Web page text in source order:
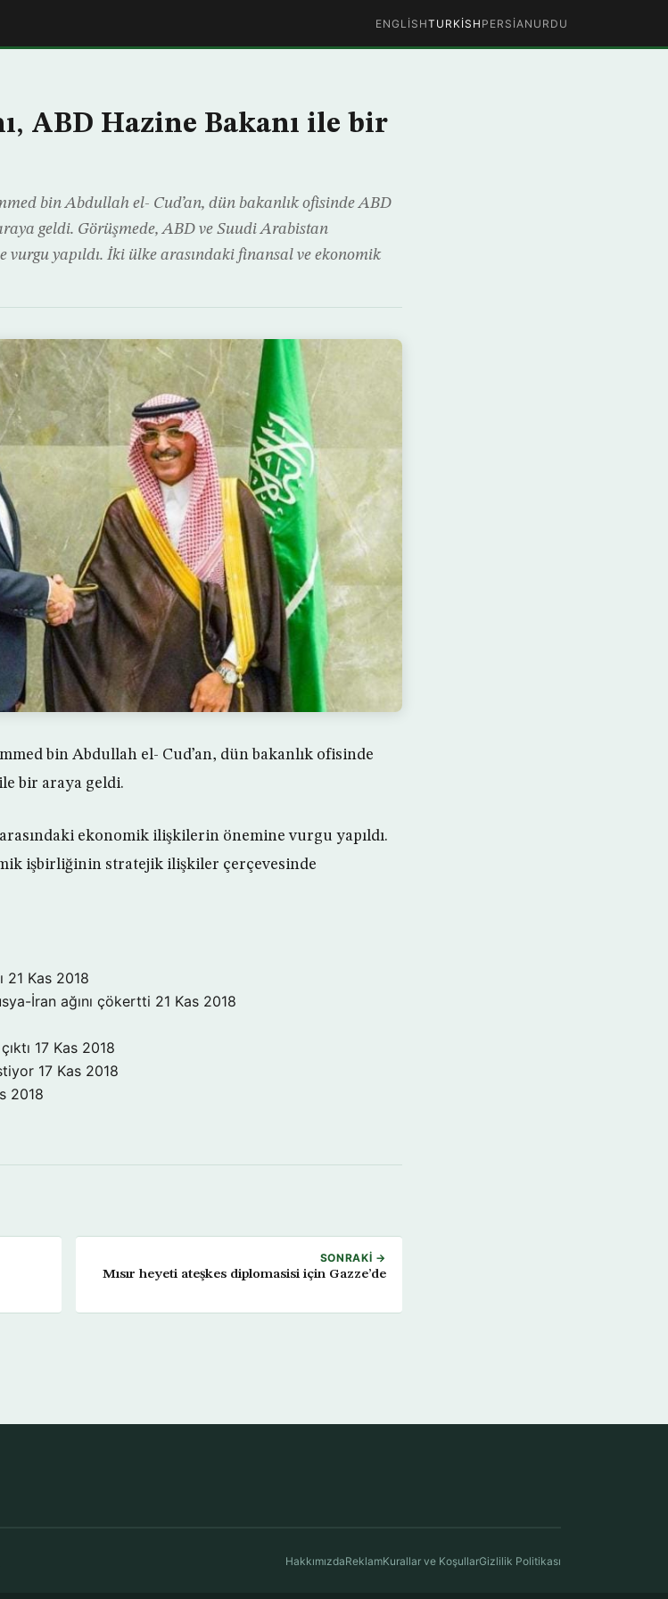
ENGLISHTURKISH PERSIAN URDU
ABD Hazine Bakanı ile bir
bin Abdullah el- Cud’an, dün bakanlık ofisinde ABD
geldi. Görüşmede, ABD ve Suudi Arabistan
yapıldı. İki ülke arasındaki finansal ve ekonomik
bin Abdullah el- Cud’an, dün bakanlık ofisinde
bir araya geldi.
ekonomik ilişkilerin önemine vurgu yapıldı.
işbirliğinin stratejik ilişkiler çerçevesinde
21 Kas 2018
İran ağını çökertti 21 Kas 2018
17 Kas 2018
17 Kas 2018
2018
SONRAKI →
Mısır heyeti ateşkes diplomasisi için Gazze’de
HakkımızdaReklamKurallar ve KoşullarGizlilik Politikası